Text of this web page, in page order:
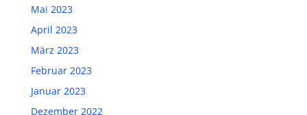
Mai 2023
April 2023
März 2023
Februar 2023
Januar 2023
Dezember 2022